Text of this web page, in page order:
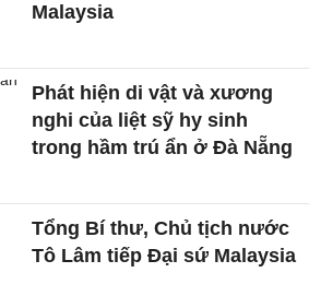
Malaysia
Phát hiện di vật và xương
nghi của liệt sỹ hy sinh
trong hầm trú ẩn ở Đà Nẵng
Tổng Bí thư, Chủ tịch nước
Tô Lâm tiếp Đại sứ Malaysia